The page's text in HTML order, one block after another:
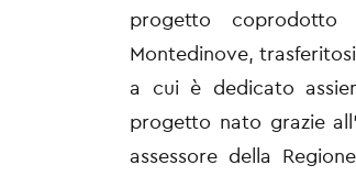
progetto
Montedinove,
a cui è dedicato
progetto nato grazie
assessore della